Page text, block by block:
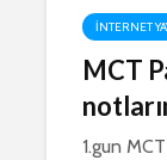
İNTERNET
MCT
1.gun